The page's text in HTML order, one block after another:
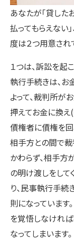
あなたが「貸した
払ってもらえない
度は２つ用意され
１つは、訴訟を起
執行手続きは、
よって、裁判所
押えてお金に換
債権者に債権を回
相手方との間で
かわらず、相手方
の明け渡しをして
り、民事執行手続
則になっています
を覚悟しなけれ
なってしまいます。